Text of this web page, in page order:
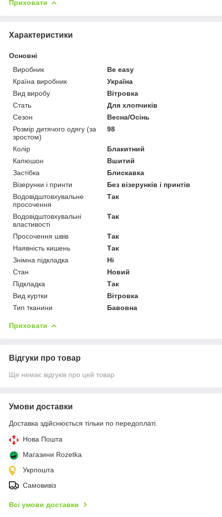
Приховати
Характеристики
Основні
Виробник
Be easy
Країна виробник
Україна
Вид виробу
Вітровка
Стать
Для хлопчиків
Сезон
Весна/Осінь
Розмір дитячого одягу (за
зростом)
98
Колір
Блакитний
Капюшон
Вшитий
Застібка
Блискавка
Візерунки і принти
Без візерунків і принтів
Водовідштовхувальне
просочення
Так
Водовідштовхувальні
властивості
Так
Просочення швів
Так
Наявність кишень
Так
Знімна підкладка
Ні
Стан
Новий
Підкладка
Так
Вид куртки
Вітровка
Тип тканини
Бавовна
Приховати
Відгуки про товар
Ще немає відгуків про цей товар
Умови доставки
Доставка здійснюється тільки по передоплаті.
Нова Пошта
Магазини Rozetka
Укрпошта
Самовивіз
Всі умови доставки